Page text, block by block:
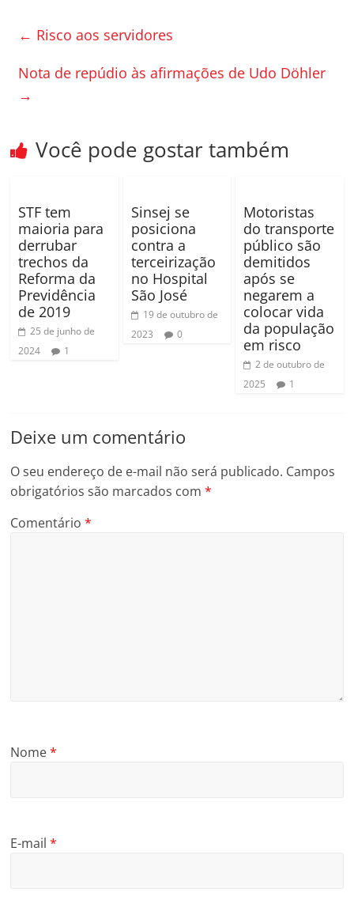
e
o
er p
til
← Risco aos servidores
Nota de repúdio às afirmações de Udo Döhler
→
Você pode gostar também
STF tem
maioria para
derrubar
trechos da
Reforma da
Previdência
de 2019
25 de junho de
2024
1
Sinsej se
posiciona
contra a
terceirização
no Hospital
São José
19 de outubro de
2023
0
Motoristas
do transporte
público são
demitidos
após se
negarem a
colocar vida
da população
em risco
2 de outubro de
2025
1
Deixe um comentário
O seu endereço de e-mail não será publicado. Campos
obrigatórios são marcados com*
Comentário*
Nome*
E-mail*